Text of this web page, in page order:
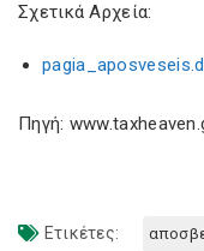
Σχετικά Αρχεία:
Πηγή:
Ετικέτες: